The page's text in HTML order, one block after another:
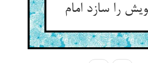
را سازد امام‏